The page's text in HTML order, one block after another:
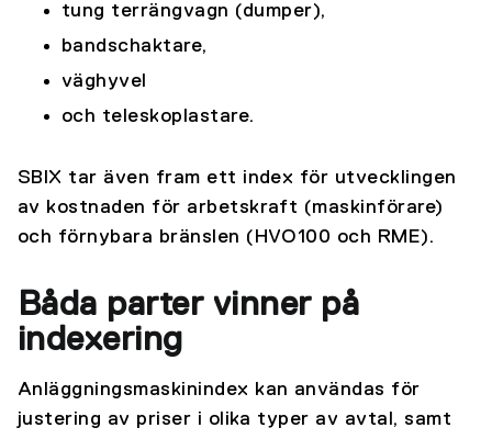
tung terrängvagn (dumper),
bandschaktare,
väghyvel
och teleskoplastare.
SBIX tar även fram ett index för utvecklingen
av kostnaden för arbetskraft (maskinförare)
och förnybara bränslen (HVO100 och RME).
Båda parter vinner på
indexering
Anläggningsmaskinindex kan användas för
justering av priser i olika typer av avtal, samt